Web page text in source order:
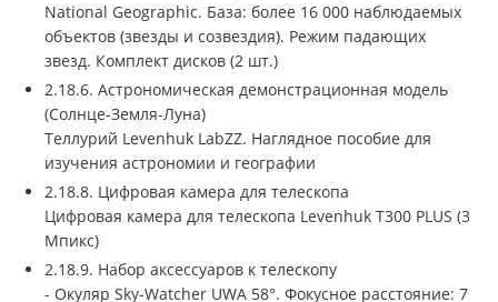
National Geographic. База: более 16 000 наблюдаемых
объектов (звезды и созвездия). Режим падающих
звезд. Комплект дисков (2 шт.)
2.18.6. Астрономическая демонстрационная модель
(Солнце-Земля-Луна)
Теллурий Levenhuk LabZZ. Наглядное пособие для
изучения астрономии и географии
2.18.8. Цифровая камера для телескопа
Цифровая камера для телескопа Levenhuk T300 PLUS (3
Мпикс)
2.18.9. Набор аксессуаров к телескопу
- Окуляр Sky-Watcher UWA 58°. Фокусное расстояние: 7